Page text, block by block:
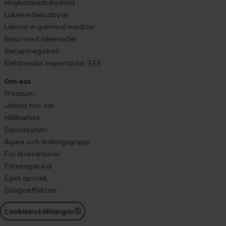
Högkostnadsskyddet
Läkemedelsutbyte
Lämna in gammal medicin
Resa med läkemedel
Receptregistret
Elektroniskt expertstöd, EES
Om oss
Pressrum
Jobba hos oss
Hållbarhet
Samarbeten
Ägare och ledningsgrupp
För leverantörer
Företagskund
Eget apotek
Glädjeeffekten
Cookieinställningar